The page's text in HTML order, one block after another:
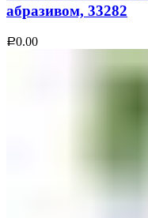
абразивом, 33282
Р0.00